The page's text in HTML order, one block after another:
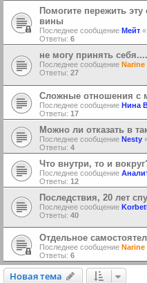
Помогите пережить
вины
Последнее сообщение Мейт «
Ответы: 6
не могу принять
Последнее сообщение Narine
Ответы: 27
Сложные отношения с
Последнее сообщение Нина
Ответы: 17
Можно ли отказать в
Последнее сообщение Nesty
Ответы: 4
Что внутри, то и
Последнее сообщение
Ответы: 12
Последствия, 20 лет
Последнее сообщение
Ответы: 40
Отдельное
Последнее сообщение Narine
Ответы: 6
Новая тема
Новаятема